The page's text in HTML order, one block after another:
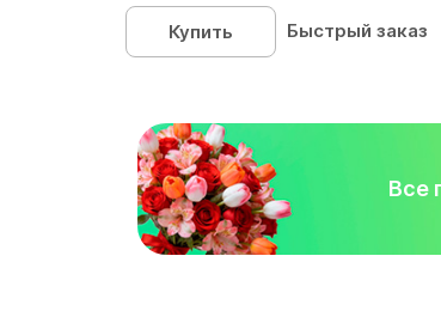
Купить
Быстрый заказ
Все